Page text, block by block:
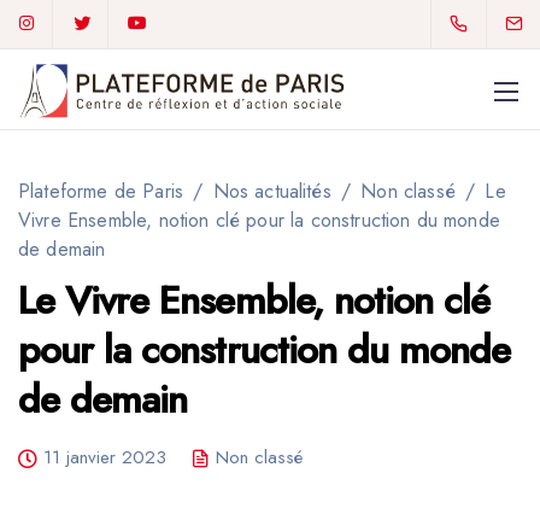
Plateforme de Paris / Nos actualités / Non classé / Le
Vivre Ensemble, notion clé pour la construction du monde
de demain
Le Vivre Ensemble, notion clé
pour la construction du monde
de demain
11 janvier 2023 Non classé
plateforme2paris@gmail.com